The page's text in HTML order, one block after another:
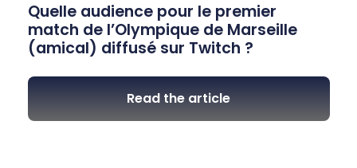
Quelle audience pour le premier
match de l’Olympique de Marseille
(amical) diffusé sur Twitch ?
Read the article